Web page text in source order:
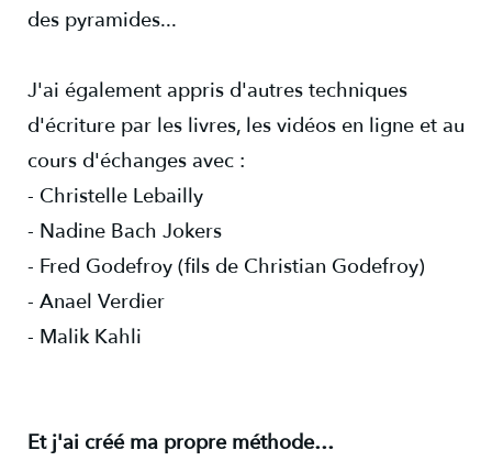
des pyramides...
J'ai également appris d'autres techniques
d'écriture par les livres, les vidéos en ligne et au
cours d'échanges avec :
- Christelle Lebailly
- Nadine Bach Jokers
- Fred Godefroy (fils de Christian Godefroy)
- Anael Verdier
- Malik Kahli
Et j'ai créé ma propre méthode…